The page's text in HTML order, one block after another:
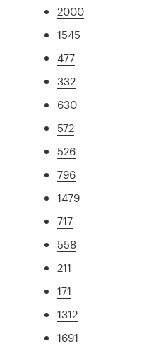
2000
1545
477
332
630
572
526
796
1479
717
558
211
171
1312
1691